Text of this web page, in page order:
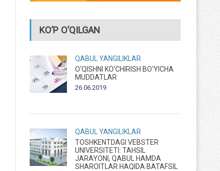
KO’P O’QILGAN
QABUL
YANGILIKLAR
O‘QISHNI KO‘CHIRISH BO‘YICHA
MUDDATLAR
26.06.2019
QABUL
YANGILIKLAR
TOSHKENTDAGI VEBSTER
UNIVERSITETI: TAHSIL
JARAYONI, QABUL HAMDA
SHAROITLAR HAQIDA BATAFSIL